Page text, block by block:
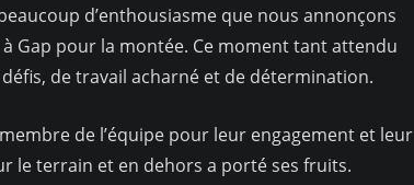
d’enthousiasme que nous annonçons
Gap pour la montée. Ce moment tant attendu
de travail acharné et de détermination.
de l’équipe pour leur engagement et leur
le terrain et en dehors a porté ses fruits.